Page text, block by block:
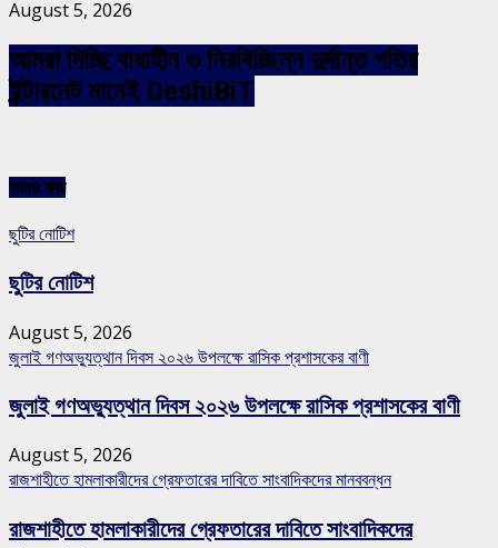
August 5, 2026
আমরা দিচ্ছি বাধাহীন ও নিরবিচ্ছিন্ন দুর্দান্ত গতির
ইন্টারনেট মানেই DeshiBiT
আরও খবর
ছুটির নোটিশ
ছুটির নোটিশ
August 5, 2026
জুলাই গণঅভ্যুত্থান দিবস ২০২৬ উপলক্ষে রাসিক প্রশাসকের বাণী
জুলাই গণঅভ্যুত্থান দিবস ২০২৬ উপলক্ষে রাসিক প্রশাসকের বাণী
August 5, 2026
রাজশাহীতে হামলাকারীদের গ্রেফতারের দাবিতে সাংবাদিকদের মানববন্ধন
রাজশাহীতে হামলাকারীদের গ্রেফতারের দাবিতে সাংবাদিকদের